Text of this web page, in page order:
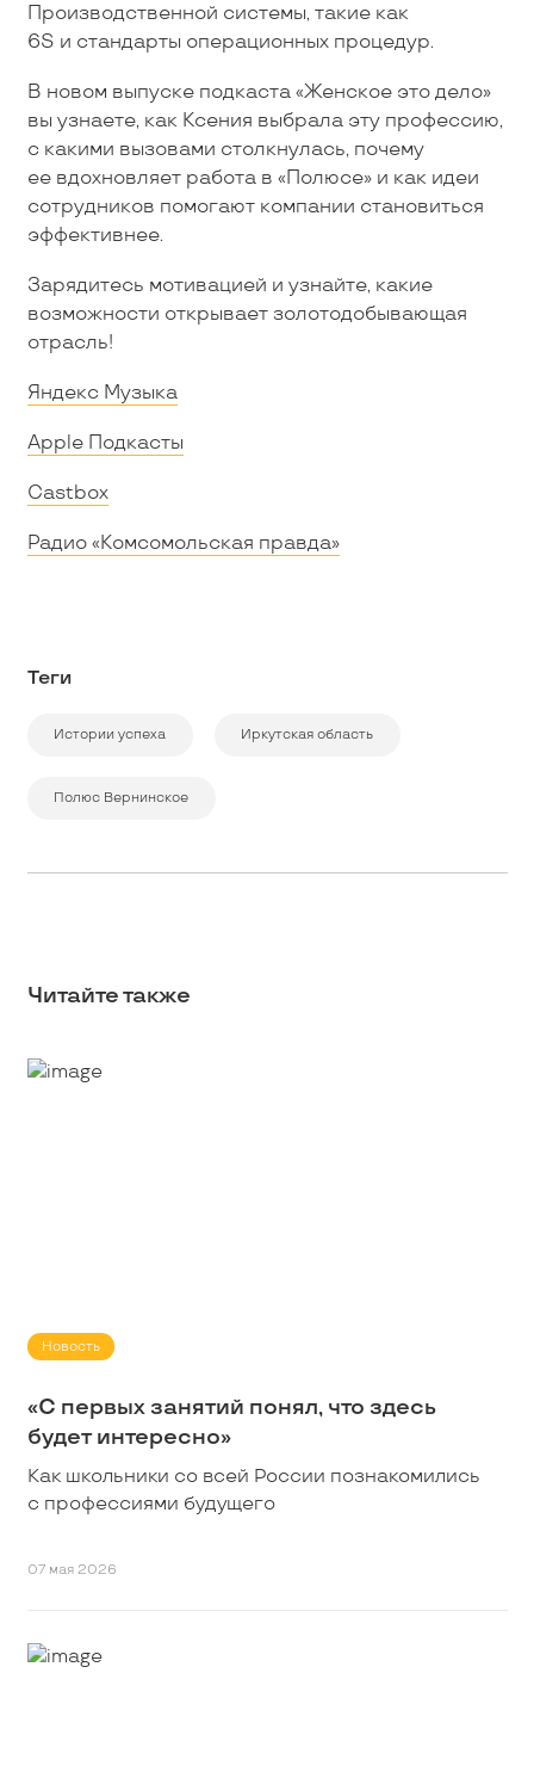
Производственной системы, такие как
6S и стандарты операционных процедур.
В новом выпуске подкаста «Женское это дело»
вы узнаете, как Ксения выбрала эту профессию,
с какими вызовами столкнулась, почему
ее вдохновляет работа в «Полюсе» и как идеи
сотрудников помогают компании становиться
эффективнее.
Зарядитесь мотивацией и узнайте, какие
возможности открывает золотодобывающая
отрасль!
Яндекс Музыка
Apple Подкасты
Castbox
Радио «Комсомольская правда»
Теги
Истории успеха Иркутская область
Полюс Вернинское
Читайте также
Новость
«С первых занятий понял, что здесь
будет интересно»
Как школьники со всей России познакомились
с профессиями будущего
07 мая 2026